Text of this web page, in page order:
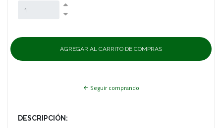
Seguir comprando
DESCRIPCIÓN: